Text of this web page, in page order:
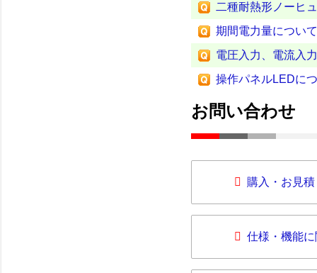
二種耐熱形ノーヒ
期間電力量について
電圧入力、電流入
操作パネルLEDに
お問い合わせ
購入・お見
仕様・機能